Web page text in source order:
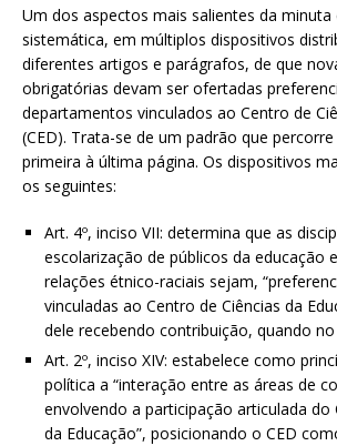
Um dos aspectos mais salientes da minuta
sistemática, em múltiplos dispositivos
diferentes artigos e parágrafos, de que
obrigatórias devam ser ofertadas
departamentos vinculados ao Centro de
(CED). Trata-se de um padrão que
primeira à última página. Os dispositivos
os seguintes:
Art. 4º, inciso VII: determina que as
escolarização de públicos da educação
relações étnico-raciais sejam,
vinculadas ao Centro de Ciências da
dele recebendo contribuição, quando no
Art. 2º, inciso XIV: estabelece como
política a “interação entre as áreas de
envolvendo a participação articulada do
da Educação”, posicionando o CED